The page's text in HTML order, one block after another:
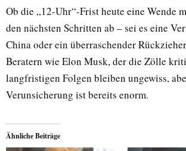
Ob die „12-Uhr“-Frist heute eine Wende
den nächsten Schritten ab – sei es eine
China oder ein überraschender
Beratern wie Elon Musk, der die Zölle
langfristigen Folgen bleiben ungewiss,
Verunsicherung ist bereits enorm.
Ähnliche Beiträge